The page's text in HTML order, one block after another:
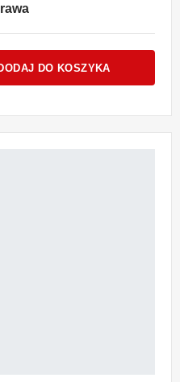
DO KOSZYKA